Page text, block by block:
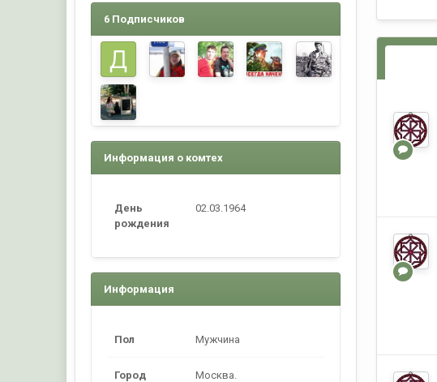
6 Подписчиков
Информация о комтех
День
рождения
02.03.1964
Информация
Пол Мужчина
Город Москва.